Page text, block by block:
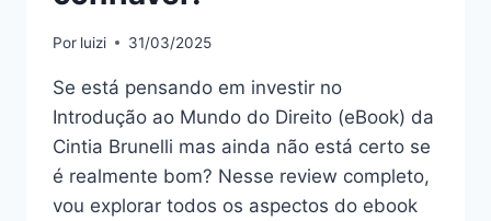
Por luizi 31/03/2025
Se está pensando em investir no
Introdução ao Mundo do Direito (eBook) da
Cintia Brunelli mas ainda não está certo se
é realmente bom? Nesse review completo,
vou explorar todos os aspectos do ebook